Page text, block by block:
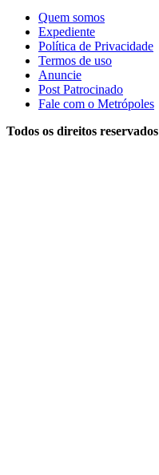
Quem somos
Expediente
Política de Privacidade
Termos de uso
Anuncie
Post Patrocinado
Fale com o Metrópoles
Todos os direitos reservados